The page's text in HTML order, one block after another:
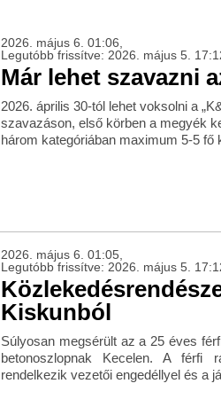
2026. május 6. 01:06,
Legutóbb frissítve: 2026. május 5.
Már lehet szavazni
2026. április 30-tól lehet voksolni a
szavazáson, első körben a megyék
három kategóriában maximum 5-5 fő
2026. május 6. 01:05,
Legutóbb frissítve: 2026. május 5.
Kiskunból
Súlyosan megsérült az a 25 éves
betonoszlopnak Kecelen. A férfi
rendelkezik vezetői engedéllyel és a